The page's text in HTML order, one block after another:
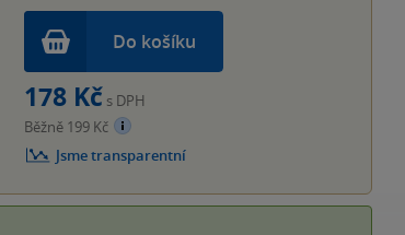
Do košíku
178 Kč s DPH
Běžně 199 Kč
Jsme transparentní